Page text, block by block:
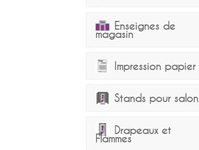
Enseignes de
magasin
Impression papier
Stands pour salon
Drapeaux et
Flammes